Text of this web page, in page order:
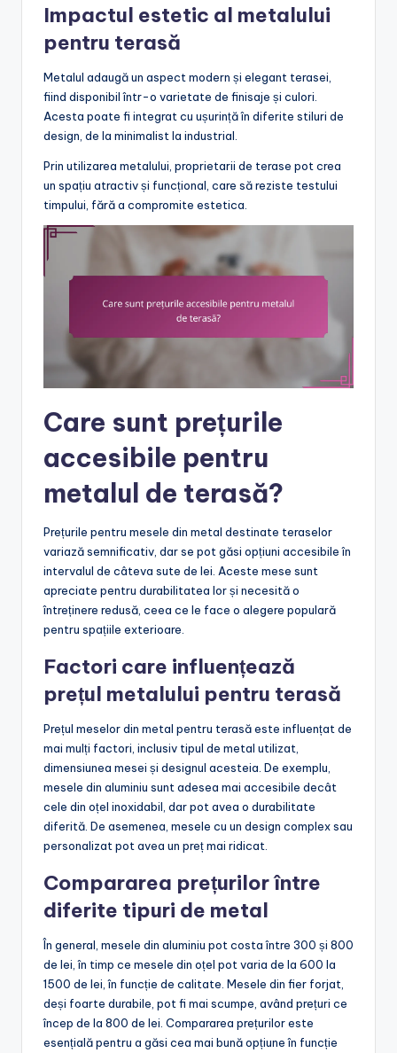
Impactul estetic al metalului
pentru terasă
Metalul adaugă un aspect modern și elegant terasei,
fiind disponibil într-o varietate de finisaje și culori.
Acesta poate fi integrat cu ușurință în diferite stiluri de
design, de la minimalist la industrial.
Prin utilizarea metalului, proprietarii de terase pot crea
un spațiu atractiv și funcțional, care să reziste testului
timpului, fără a compromite estetica.
Care sunt prețurile
accesibile pentru
metalul de terasă?
Prețurile pentru mesele din metal destinate teraselor
variază semnificativ, dar se pot găsi opțiuni accesibile în
intervalul de câteva sute de lei. Aceste mese sunt
apreciate pentru durabilitatea lor și necesită o
întreținere redusă, ceea ce le face o alegere populară
pentru spațiile exterioare.
Factori care influențează
prețul metalului pentru terasă
Prețul meselor din metal pentru terasă este influențat de
mai mulți factori, inclusiv tipul de metal utilizat,
dimensiunea mesei și designul acesteia. De exemplu,
mesele din aluminiu sunt adesea mai accesibile decât
cele din oțel inoxidabil, dar pot avea o durabilitate
diferită. De asemenea, mesele cu un design complex sau
personalizat pot avea un preț mai ridicat.
Compararea prețurilor între
diferite tipuri de metal
În general, mesele din aluminiu pot costa între 300 și 800
de lei, în timp ce mesele din oțel pot varia de la 600 la
1500 de lei, în funcție de calitate. Mesele din fier forjat,
deși foarte durabile, pot fi mai scumpe, având prețuri ce
încep de la 800 de lei. Compararea prețurilor este
esențială pentru a găsi cea mai bună opțiune în funcție